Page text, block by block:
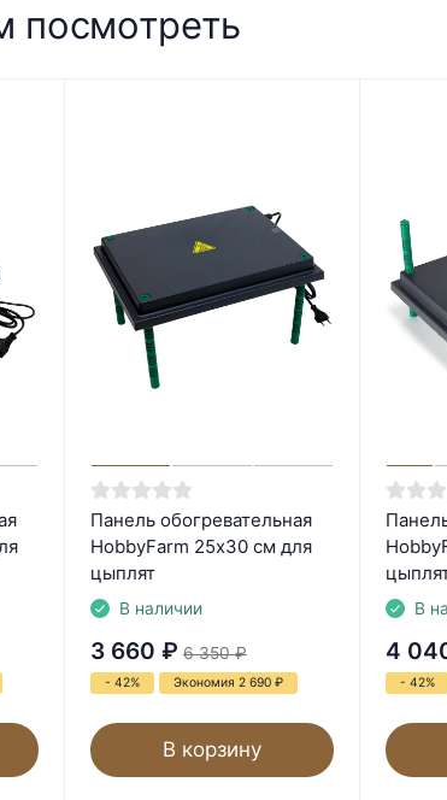
посмотреть
Панель обогревательная
HobbyFarm 25х30 см для
цыплят
В наличии
3 660 ₽ 6 350 ₽
- 42% Экономия 2 690 ₽
В корзину
В
4
- 42%